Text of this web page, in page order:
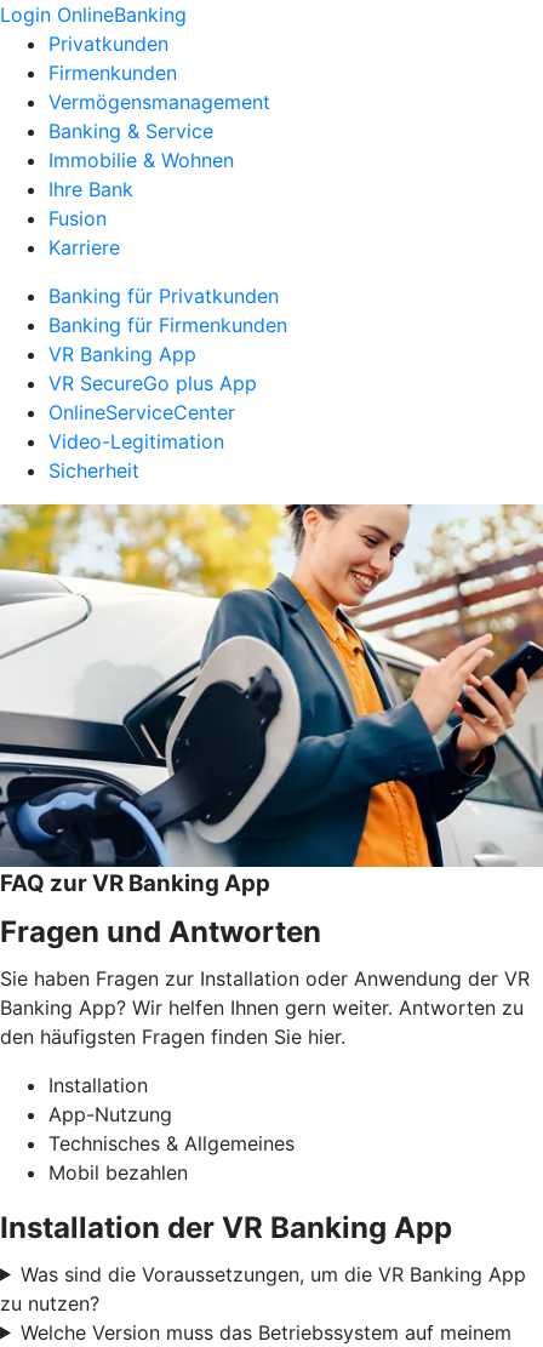
Login OnlineBanking
Privatkunden
Firmenkunden
Vermögensmanagement
Banking & Service
Immobilie & Wohnen
Ihre Bank
Fusion
Karriere
Banking für Privatkunden
Banking für Firmenkunden
VR Banking App
VR SecureGo plus App
OnlineServiceCenter
Video-Legitimation
Sicherheit
FAQ zur VR Banking App
Fragen und Antworten
Sie haben Fragen zur Installation oder Anwendung der VR
Banking App? Wir helfen Ihnen gern weiter. Antworten zu
den häufigsten Fragen finden Sie hier.
Installation
App-Nutzung
Technisches & Allgemeines
Mobil bezahlen
Installation der VR Banking App
Was sind die Voraussetzungen, um die VR Banking App
zu nutzen?
Welche Version muss das Betriebssystem auf meinem